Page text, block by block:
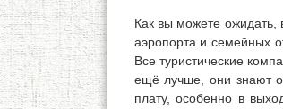
Как вы можете
аэропорта и семейных
Все туристические
ещё лучше, они знают о
плату, особенно в